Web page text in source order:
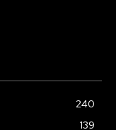
240
139